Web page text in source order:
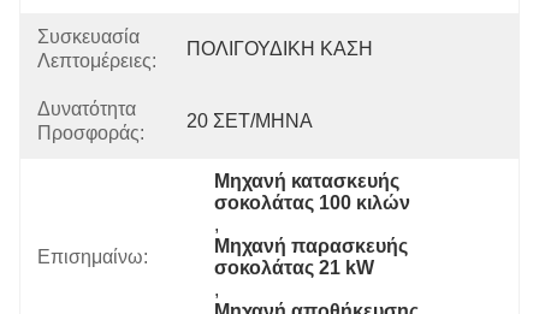
Συσκευασία
Λεπτομέρειες:
ΠΟΛΙΓΟΥΔΙΚΗ ΚΑΣΗ
Δυνατότητα
Προσφοράς:
20 ΣΕΤ/ΜΗΝΑ
Επισημαίνω:
Μηχανή κατασκευής
σοκολάτας 100 κιλών
,
Μηχανή παρασκευής
σοκολάτας 21 kW
,